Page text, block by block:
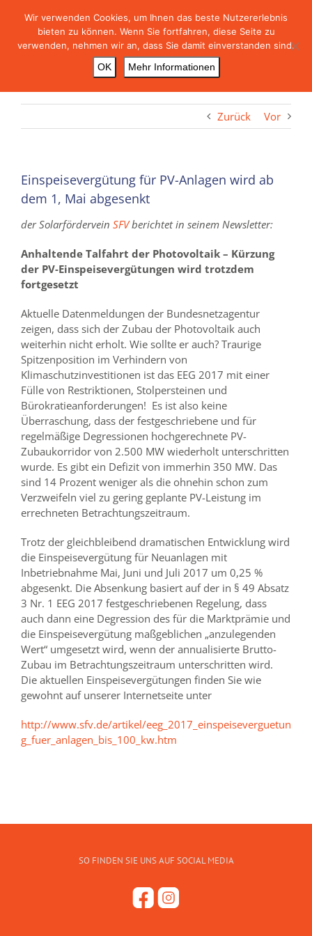
Zurück Vor
Einspeisevergütung für PV-Anlagen wird ab
dem 1, Mai abgesenkt
der Solarfördervein SFVberichtet in seinem Newsletter:
Anhaltende Talfahrt der Photovoltaik – Kürzung
der PV-Einspeisevergütungen wird trotzdem
fortgesetzt
Aktuelle Datenmeldungen der Bundesnetzagentur
zeigen, dass sich der Zubau der Photovoltaik auch
weiterhin nicht erholt. Wie sollte er auch? Traurige
Spitzenposition im Verhindern von
Klimaschutzinvestitionen ist das EEG 2017 mit einer
Fülle von Restriktionen, Stolpersteinen und
Bürokratieanforderungen! Es ist also keine
Überraschung, dass der festgeschriebene und für
regelmäßige Degressionen hochgerechnete PV-
Zubaukorridor von 2.500 MW wiederholt unterschritten
wurde. Es gibt ein Defizit von immerhin 350 MW. Das
sind 14 Prozent weniger als die ohnehin schon zum
Verzweifeln viel zu gering geplante PV-Leistung im
errechneten Betrachtungszeitraum.
Trotz der gleichbleibend dramatischen Entwicklung wird
die Einspeisevergütung für Neuanlagen mit
Inbetriebnahme Mai, Juni und Juli 2017 um 0,25 %
abgesenkt. Die Absenkung basiert auf der in § 49 Absatz
3 Nr. 1 EEG 2017 festgeschriebenen Regelung, dass
auch dann eine Degression des für die Marktprämie und
die Einspeisevergütung maßgeblichen „anzulegenden
Wert“ umgesetzt wird, wenn der annualisierte Brutto-
Zubau im Betrachtungszeitraum unterschritten wird.
Die aktuellen Einspeisevergütungen finden Sie wie
gewohnt auf unserer Internetseite unter
http://www.sfv.de/artikel/eeg_2017_einspeiseverguetun
g_fuer_anlagen_bis_100_kw.htm
SO FINDEN SIE UNS AUF SOCIAL MEDIA
Wir verwenden Cookies, um Ihnen das beste Nutzererlebnis
bieten zu können. Wenn Sie fortfahren, diese Seite zu
verwenden, nehmen wir an, dass Sie damit einverstanden sind.
OK
Mehr Informationen